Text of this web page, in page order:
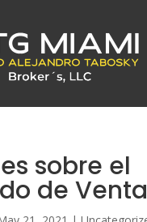
sobre el
de